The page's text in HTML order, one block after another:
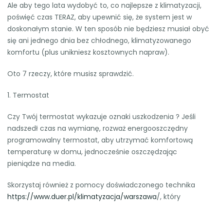
Ale aby tego lata wydobyć to, co najlepsze z klimatyzacji,
poświęć czas TERAZ, aby upewnić się, że system jest w
doskonałym stanie. W ten sposób nie będziesz musiał obyć
się ani jednego dnia bez chłodnego, klimatyzowanego
komfortu (plus unikniesz kosztownych napraw).
Oto 7 rzeczy, które musisz sprawdzić.
1. Termostat
Czy Twój termostat wykazuje oznaki uszkodzenia ? Jeśli
nadszedł czas na wymianę, rozważ energooszczędny
programowalny termostat, aby utrzymać komfortową
temperaturę w domu, jednocześnie oszczędzając
pieniądze na media.
Skorzystaj również z pomocy doświadczonego technika
https://www.duer.pl/klimatyzacja/warszawa/, który